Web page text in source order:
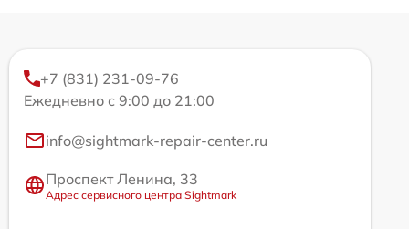
+7 (831) 231-09-76
Ежедневно с 9:00 до 21:00
info@sightmark-repair-center.ru
Проспект Ленина, 33
Адрес сервисного центра Sightmark